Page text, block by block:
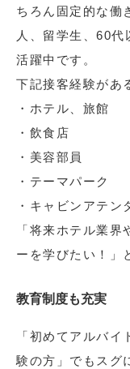
ちろん固定的な働
人、留学生、60
活躍中です。
下記接客経験があ
・ホテル、旅館
・飲食店
・美容部員
・テーマパーク
・キャビンアテン
「将来ホテル業
ーを学びたい！」
教育制度も充実
「初めてアルバ
験の方」でもスグ